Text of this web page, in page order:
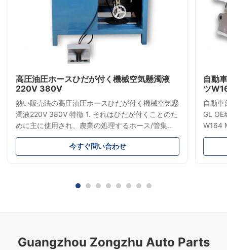
高圧油圧ホースひだが付く機械空気懸濁液
220V 380V
熱い販売法の高圧油圧ホースひだが付く機械空気懸
濁液220V 380V 特徴 1. それはひだが付くことのた
めに主に使用され、農業の処理するホース/管集ま
っているいろいろな種類の高圧産業ホース/管オイ
ルの機械工学で集まっているホース/管を処理しま
す。機械は空気懸濁液ばね、空気懸濁液の衝撃の間
にま...
今すぐ問い合わせ
自動
ツ
自動
GL
W164
機ポ
Guangzhou Zongzhu Auto Parts